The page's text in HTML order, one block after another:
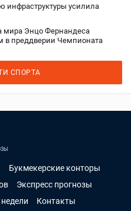
инфраструктуры усилила
мира Энцо Фернандеса
в преддверии Чемпионата
СПОРТА
Букмекерские конторы
Экспресс прогнозы
Контакты